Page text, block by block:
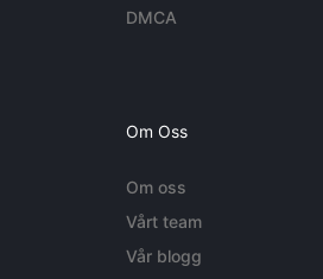
DMCA
Om Oss
Om oss
Vårt team
Vår blogg